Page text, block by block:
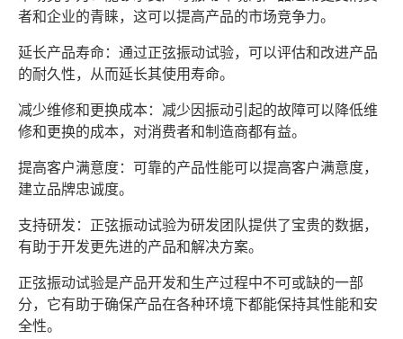
者和企业的青睐，这可以提高产品的市场竞争力。
延长产品寿命：通过正弦振动试验，可以评估和改进产品
的耐久性，从而延长其使用寿命。
减少维修和更换成本：减少因振动引起的故障可以降低维
修和更换的成本，对消费者和制造商都有益。
提高客户满意度：可靠的产品性能可以提高客户满意度，
建立品牌忠诚度。
支持研发：正弦振动试验为研发团队提供了宝贵的数据，
有助于开发更先进的产品和解决方案。
正弦振动试验是产品开发和生产过程中不可或缺的一部
分，它有助于确保产品在各种环境下都能保持其性能和安
全性。